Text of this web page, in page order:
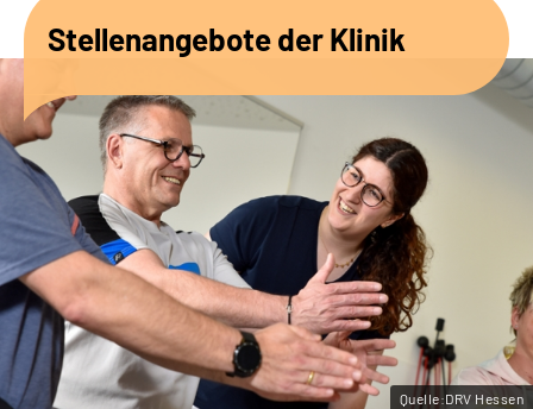
Unsere Angebote
Service
Karriere
Sozialdienste & Zuweisende
Suche
Leichte Sprache
Stellenangebote der Klinik
Quelle:DRV Hessen